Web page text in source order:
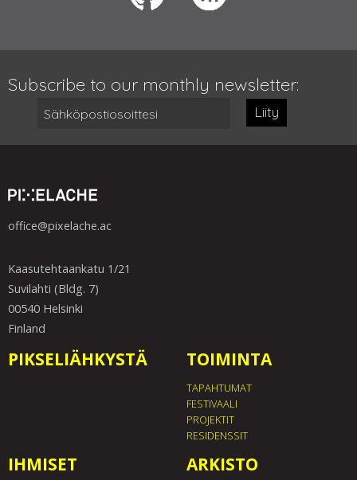
Subscribe to our monthly newsletter:
Liity
office@pixelache.ac
Kaasutehtaankatu 1/21
Suvilahti (Bldg. 7)
00540 Helsinki
Finland
PIKSELIÄHKYSTÄ TOIMINTA
TAPAHTUMAT
FESTIVAALI
PROJEKTIT
RESIDENSSIT
IHMISET ARKISTO